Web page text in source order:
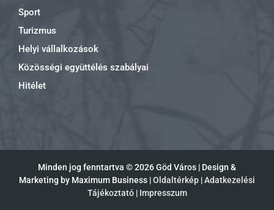
Sport
Turizmus
Helyi vállalkozások
Közösségi együttélés szabályai
Hitélet
Minden jog fenntartva ©2026 Göd Város | Design &
Marketing by Maximum Business |Oldaltérkép |Adatkezelési
Tájékoztató| Impresszum